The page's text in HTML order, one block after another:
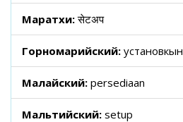
Маратхи:सेटअप
Горномарийский: установкын
Малайский: persediaan
Мальтийский: setup